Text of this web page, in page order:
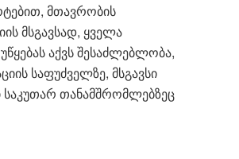
მთავრობის
მსგავსად, ყველა
აქვს შესაძლებლობა,
საფუძველზე, მსგავსი
საკუთარ თანამშრომლებზეც